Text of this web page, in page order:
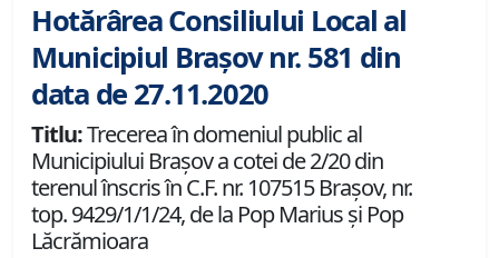
Hotărârea Consiliului Local al
Municipiul Brașov nr. 581 din
data de 27.11.2020
Titlu:Trecerea în domeniul public al
Municipiului Braşov a cotei de 2/20 din
terenul înscris în C.F. nr. 107515 Brașov, nr.
top. 9429/1/1/24, de la Pop Marius și Pop
Lăcrămioara